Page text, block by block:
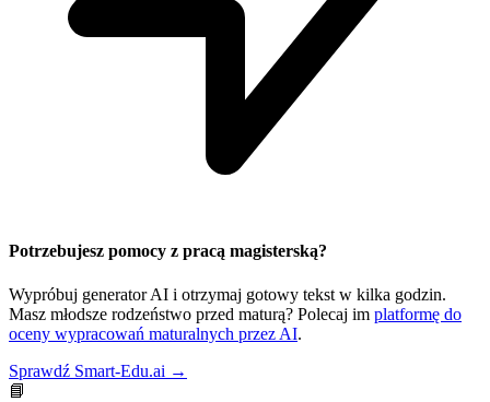
Potrzebujesz pomocy z pracą magisterską?
Wypróbuj generator AI i otrzymaj gotowy tekst w kilka godzin.
Masz młodsze rodzeństwo przed maturą? Polecaj im platformę do
oceny wypracowań maturalnych przez AI.
Sprawdź Smart-Edu.ai →
📘